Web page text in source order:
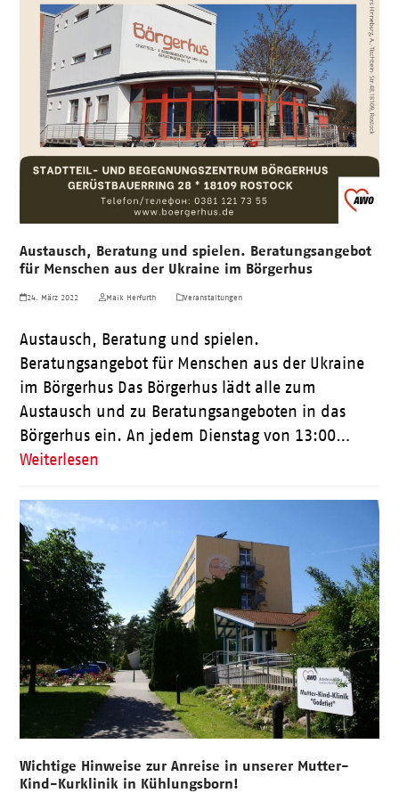
Austausch, Beratung und spielen. Beratungsangebot
für Menschen aus der Ukraine im Börgerhus
24. März 2022 Maik Herfurth Veranstaltungen
Austausch, Beratung und spielen.
Beratungsangebot für Menschen aus der Ukraine
im Börgerhus Das Börgerhus lädt alle zum
Austausch und zu Beratungsangeboten in das
Börgerhus ein. An jedem Dienstag von 13:00…
Weiterlesen
Wichtige Hinweise zur Anreise in unserer Mutter-
Kind-Kurklinik in Kühlungsborn!